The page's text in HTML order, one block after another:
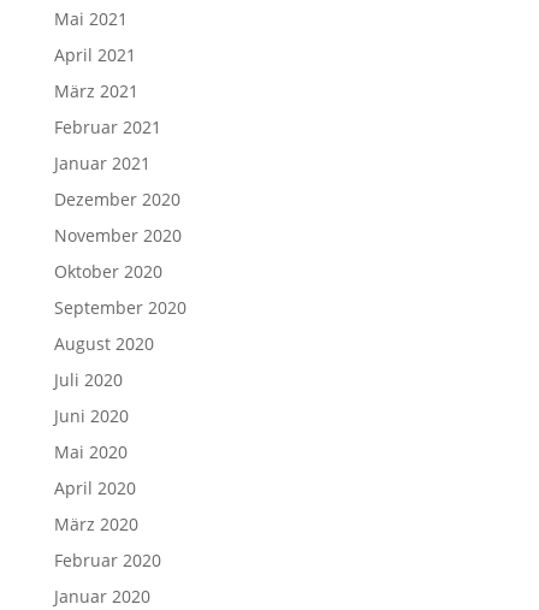
Mai 2021
April 2021
März 2021
Februar 2021
Januar 2021
Dezember 2020
November 2020
Oktober 2020
September 2020
August 2020
Juli 2020
Juni 2020
Mai 2020
April 2020
März 2020
Februar 2020
Januar 2020